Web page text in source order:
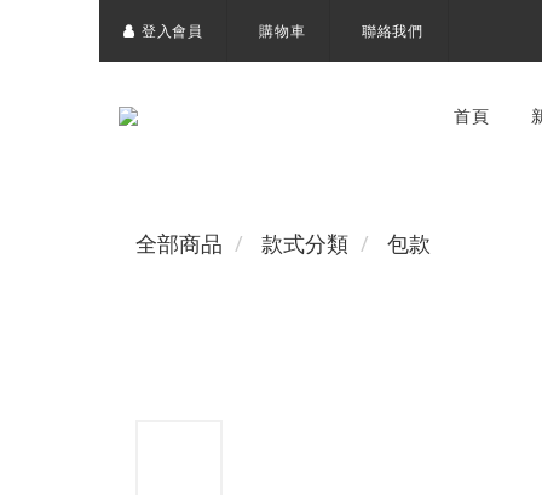
登入會員 購物車 聯絡我們
首頁
全部商品 款式分類 包款